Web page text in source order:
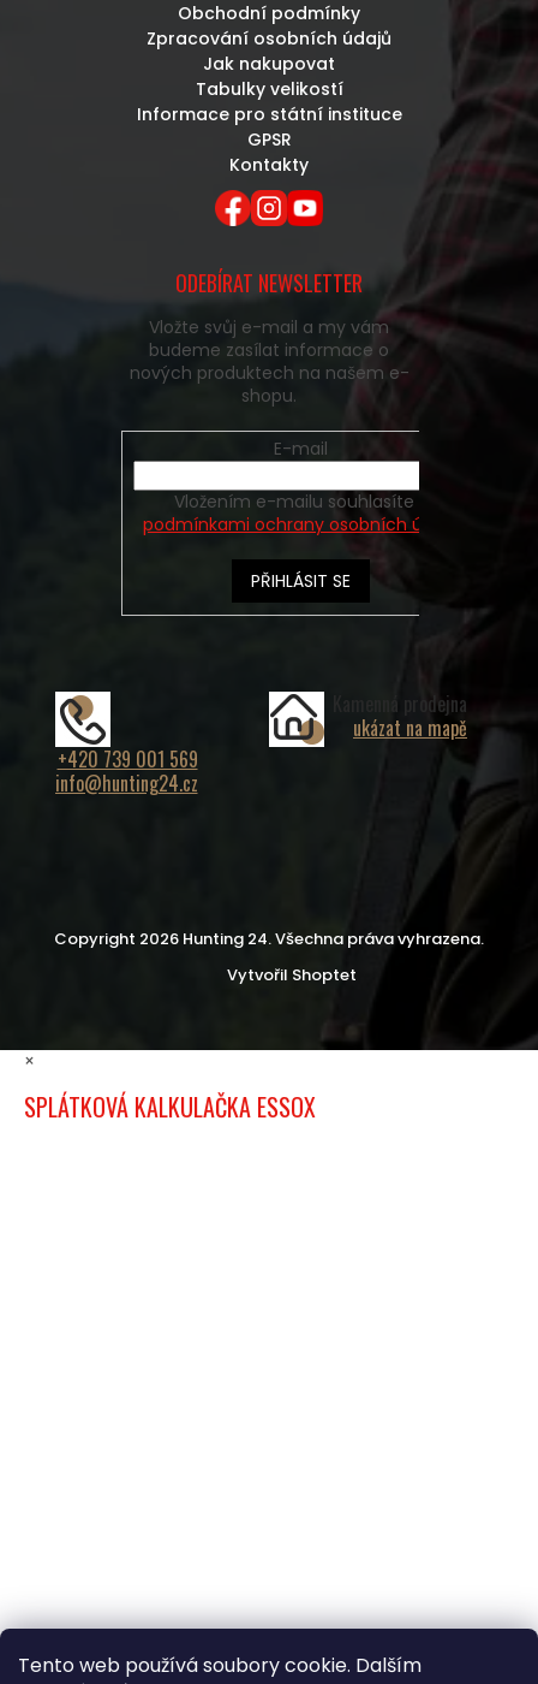
Tento web používá soubory cookie. Dalším
Obchodní podmínky
Zpracování osobních údajů
Jak nakupovat
Tabulky velikostí
Informace pro státní instituce
GPSR
Kontakty
ODEBÍRAT NEWSLETTER
Vložte svůj e-mail a my vám
budeme zasílat informace o
nových produktech na našem e-
shopu.
E-mail
podmínkami ochrany osobních údajů
PŘIHLÁSIT SE
+420 739 001 569
info@hunting24.cz
Kamenná prodejna
ukázat na mapě
Vytvořil Shoptet
Copyright 2026 Hunting 24. Všechna práva vyhrazena.
×
SPLÁTKOVÁ KALKULAČKA ESSOX